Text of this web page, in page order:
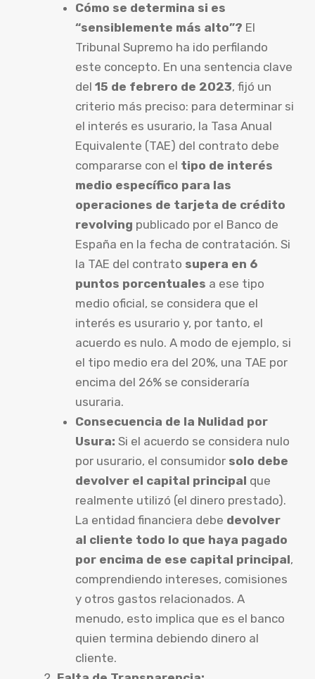
Cómo se determina si es
“sensiblemente más alto”? El
Tribunal Supremo ha ido perfilando
este concepto. En una sentencia clave
del 15 de febrero de 2023, fijó un
criterio más preciso: para determinar si
el interés es usurario, la Tasa Anual
Equivalente (TAE) del contrato debe
compararse con el tipo de interés
medio específico para las
operaciones de tarjeta de crédito
revolving publicado por el Banco de
España en la fecha de contratación. Si
la TAE del contrato supera en 6
puntos porcentuales a ese tipo
medio oficial, se considera que el
interés es usurario y, por tanto, el
acuerdo es nulo. A modo de ejemplo, si
el tipo medio era del 20%, una TAE por
encima del 26% se consideraría
usuraria.
Consecuencia de la Nulidad por
Usura: Si el acuerdo se considera nulo
por usurario, el consumidor solo debe
devolver el capital principal que
realmente utilizó (el dinero prestado).
La entidad financiera debe devolver
al cliente todo lo que haya pagado
por encima de ese capital principal,
comprendiendo intereses, comisiones
y otros gastos relacionados. A
menudo, esto implica que es el banco
quien termina debiendo dinero al
cliente.